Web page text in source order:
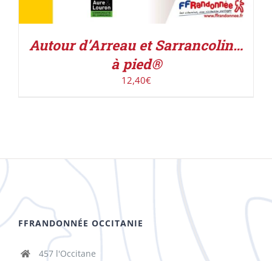
Autour d’Arreau et Sarrancolin…
à pied®
12,40€
FFRANDONNÉE OCCITANIE
457 l'Occitane